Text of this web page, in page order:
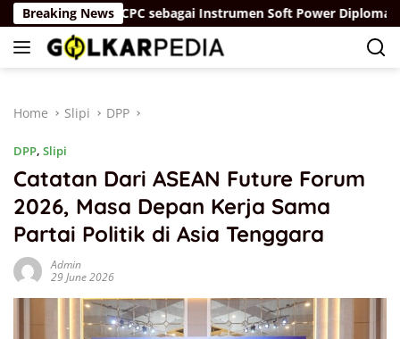
Skip
to
content
Breaking News
IDCPC sebagai Instrumen Soft Power Diplomacy
Home Slipi DPP
DPP, Slipi
Catatan Dari ASEAN Future Forum
2026, Masa Depan Kerja Sama
Partai Politik di Asia Tenggara
Admin
29 June 2026